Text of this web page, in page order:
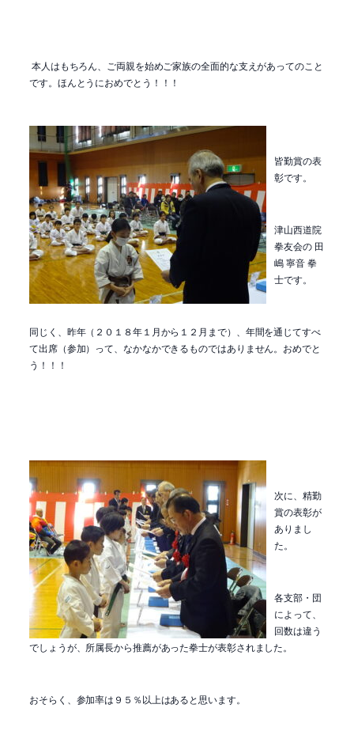
本人はもちろん、ご両親を始めご家族の全面的な支えがあってのこと
です。ほんとうにおめでとう！！！
皆勤賞の表
彰です。
津山西道院
拳友会の 田
嶋 寧音 拳
士です。
同じく、昨年（２０１８年１月から１２月まで）、年間を通じてすべ
て出席（参加）って、なかなかできるものではありません。おめでと
う！！！
次に、精勤
賞の表彰が
ありまし
た。
各支部・団
によって、
回数は違う
でしょうが、所属長から推薦があった拳士が表彰されました。
おそらく、参加率は９５％以上はあると思います。